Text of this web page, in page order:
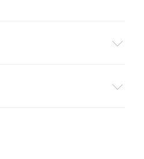
Toimituskulut